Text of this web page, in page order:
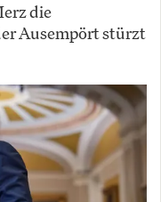
die
Ausempört stürzt